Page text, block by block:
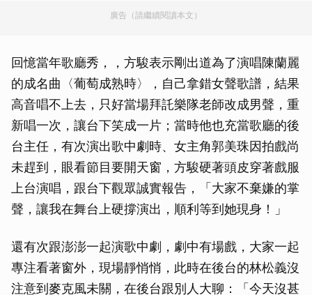
廣告（請繼續閱讀本文）
回憶當年歌廳秀，，方駿表示剛出道為了演唱陳蘭麗
的成名曲〈葡萄成熟時〉，自己拿錯女聲歌譜，結果
高音唱不上去，只好當場拜託樂隊老師改成男聲，重
新唱一次，讓台下笑成一片；當時他也充當歌廳的後
台主任，有次演出歌中劇時、女主角郭美珠因拍戲尚
未趕到，眼看節目要開天窗，方駿硬著頭皮穿著戲服
上台演唱，跟台下觀眾誠實報告，「大家不棄嫌的掌
聲，讓我在舞台上硬撐演出，順利等到她現身！」
還有次跟澎澎一起演歌中劇，劇中有場戲，大家一起
專注看著窗外，現場靜悄悄，此時在後台的林松義沒
注意到麥克風未關，在後台跟別人大聊：「今天沒甚